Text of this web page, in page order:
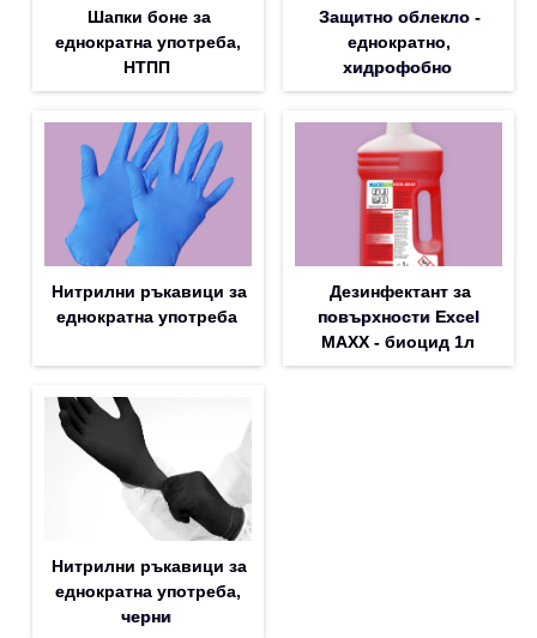
Шапки боне за
еднократна употреба,
НТПП
Защитно облекло -
еднократно,
хидрофобно
Нитрилни ръкавици за
еднократна употреба
Дезинфектант за
повърхности Excel
MAXX - биоцид 1л
Нитрилни ръкавици за
еднократна употреба,
черни